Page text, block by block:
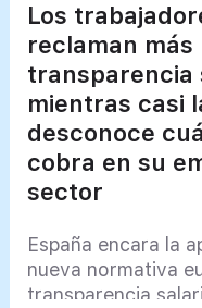
Los
reclaman más
transparencia
mientras casi
desconoce
cobra en su
sector
España encara la
nueva normativa
transparencia